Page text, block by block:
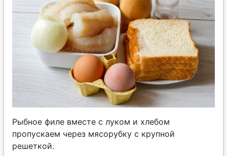
Рыбное филе вместе с луком и хлебом
пропускаем через мясорубку с крупной
решеткой.